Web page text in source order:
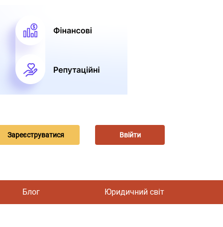
Зареєструватися Ввійти
Блог Юридичний світ